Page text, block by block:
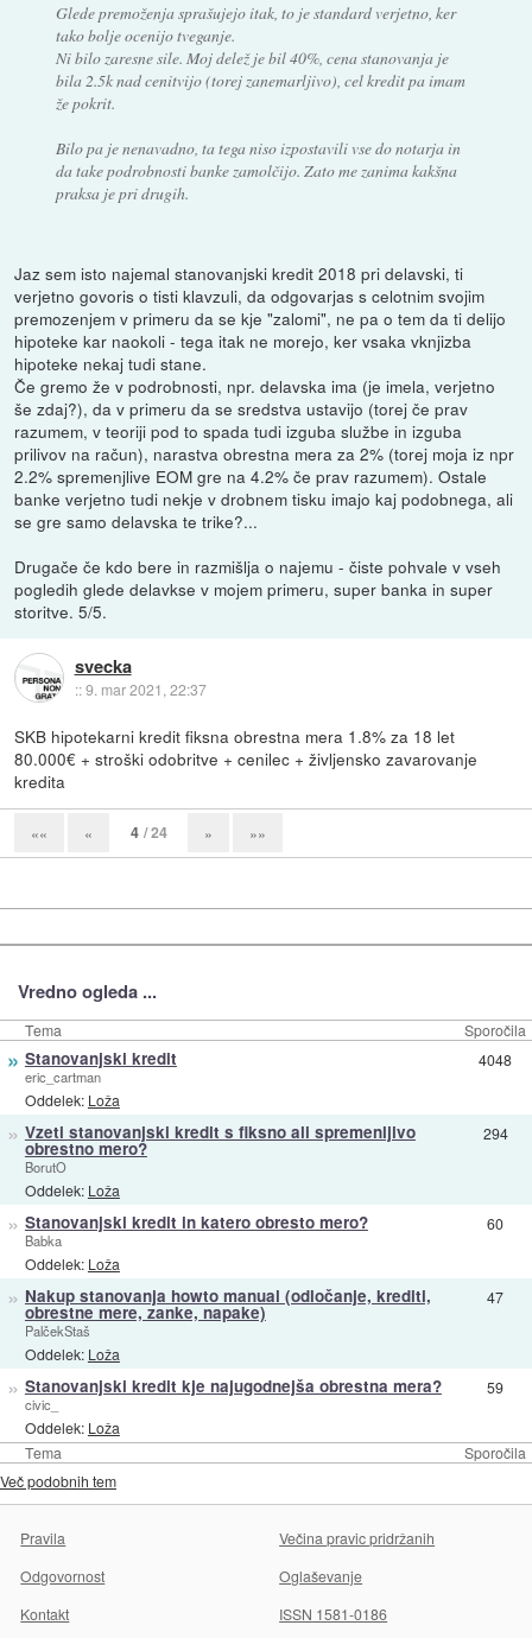
Glede premoženja sprašujejo itak, to je standard verjetno, ker
tako bolje ocenijo tveganje.
Ni bilo zaresne sile. Moj delež je bil 40%, cena stanovanja je
bila 2.5k nad cenitvijo (torej zanemarljivo), cel kredit pa imam
že pokrit.
Bilo pa je nenavadno, ta tega niso izpostavili vse do notarja in
da take podrobnosti banke zamolčijo. Zato me zanima kakšna
praksa je pri drugih.
Jaz sem isto najemal stanovanjski kredit 2018 pri delavski, ti
verjetno govoris o tisti klavzuli, da odgovarjas s celotnim svojim
premozenjem v primeru da se kje "zalomi", ne pa o tem da ti delijo
hipoteke kar naokoli - tega itak ne morejo, ker vsaka vknjizba
hipoteke nekaj tudi stane.
Če gremo že v podrobnosti, npr. delavska ima (je imela, verjetno
še zdaj?), da v primeru da se sredstva ustavijo (torej če prav
razumem, v teoriji pod to spada tudi izguba službe in izguba
prilivov na račun), narastva obrestna mera za 2% (torej moja iz npr
2.2% spremenjlive EOM gre na 4.2% če prav razumem). Ostale
banke verjetno tudi nekje v drobnem tisku imajo kaj podobnega, ali
se gre samo delavska te trike?...
Drugače če kdo bere in razmišlja o najemu - čiste pohvale v vseh
pogledih glede delavkse v mojem primeru, super banka in super
storitve. 5/5.
svecka
::9. mar 2021, 22:37
SKB hipotekarni kredit fiksna obrestna mera 1.8% za 18 let
80.000€ + stroški odobritve + cenilec + življensko zavarovanje
kredita
«« « 4 / 24 » »»
Vredno ogleda ...
Tema Sporočila
Tema Sporočila
» Stanovanjski kredit
eric_cartman
Oddelek: Loža
4048
» Vzeti stanovanjski kredit s fiksno ali spremenljivo
obrestno mero?
BorutO
Oddelek: Loža
294
» Stanovanjski kredit in katero obresto mero?
Babka
Oddelek: Loža
60
» Nakup stanovanja howto manual (odločanje, krediti,
obrestne mere, zanke, napake)
PalčekStaš
Oddelek: Loža
47
» Stanovanjski kredit kje najugodnejša obrestna mera?
civic_
Oddelek: Loža
59
Več podobnih tem
Pravila
Večina pravic pridržanih
Odgovornost
Oglaševanje
Kontakt
ISSN 1581-0186